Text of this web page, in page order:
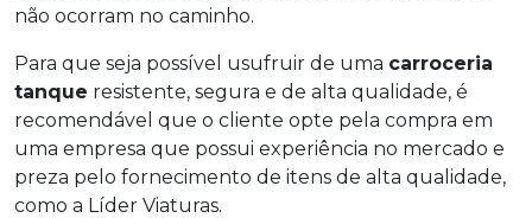
não ocorram no caminho.
Para que seja possível usufruir de uma carroceria
tanque resistente, segura e de alta qualidade, é
recomendável que o cliente opte pela compra em
uma empresa que possui experiência no mercado e
preza pelo fornecimento de itens de alta qualidade,
como a Líder Viaturas.